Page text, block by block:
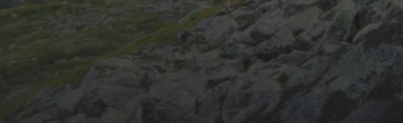
Scully
Van Urlaub